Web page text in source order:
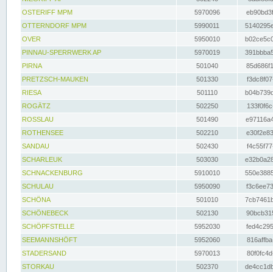
OSTERIFF MPM
5970096
OTTERNDORF MPM
5990011
OVER
5950010
PINNAU-SPERRWERK AP
5970019
PIRNA
501040
PRETZSCH-MAUKEN
501330
RIESA
501110
ROGÄTZ
502250
ROSSLAU
501490
ROTHENSEE
502210
SANDAU
502430
SCHARLEUK
503030
SCHNACKENBURG
5910010
SCHULAU
5950090
SCHÖNA
501010
SCHÖNEBECK
502130
SCHÖPFSTELLE
5952030
SEEMANNSHÖFT
5952060
STADERSAND
5970013
STORKAU
502370